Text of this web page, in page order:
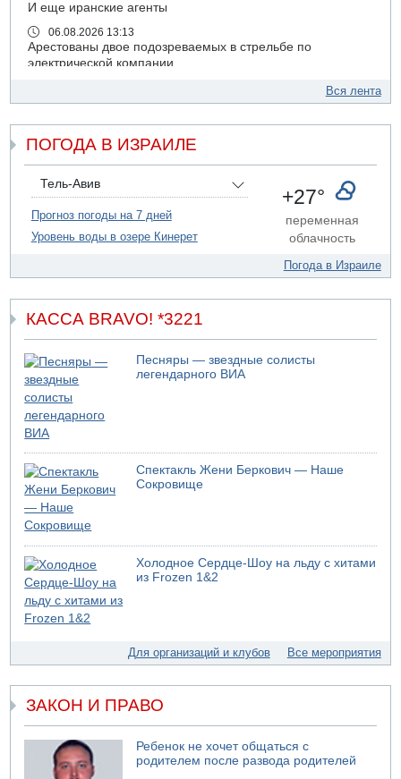
И еще иранские агенты
06.08.2026 13:13
Арестованы двое подозреваемых в стрельбе по
электрической компании
Возле Кирьят-Арбы пожар на местности
06.08.2026 12:06
США не будут давить на Израиль в вопросе Ливана
06.08.2026 11:41
Трое подростков ограбили сексшоп в Холоне
Взрыв в Северном Тель-Авиве
06.08.2026 08:11
Израиль провел испытания системы противоракетной
обороны "Хец"
05.08.2026 18:28
МАДА призывает израильтян срочно сдавать кровь
05.08.2026 17:00
Бывший посол Израиля в ООН Гилад Эрдан объявит в
четверг о создании новой политической партии
05.08.2026 13:49
На севере Израиля на берег выбросило тело
05.08.2026 13:32
В России горят новые склады
05.08.2026 10:19
Хуситы сообщают об атаке по Саудовскому танкеру
Левые активисты пытались ворваться в офис
"Религиозного сионизма"
05.08.2026 06:42
В Дубае поднимается дым над портом
05.08.2026 06:41
Еще один меморандум для Ирана
Вся лента
ПОГОДА В ИЗРАИЛЕ
Тель-Авив
Прогноз погоды на 7 дней
Уровень воды в озере Кинерет
+27°
переменная
облачность
Погода в Израиле
КАССА BRAVO! *3221
Песняры — звездные солисты
легендарного ВИА
Спектакль Жени Беркович — Наше
Сокровище
Холодное Сердце-Шоу на льду с хитами
из Frozen 1&2
Для организаций и клубов Все мероприятия
ЗАКОН И ПРАВО
Ребенок не хочет общаться с
родителем после развода родителей